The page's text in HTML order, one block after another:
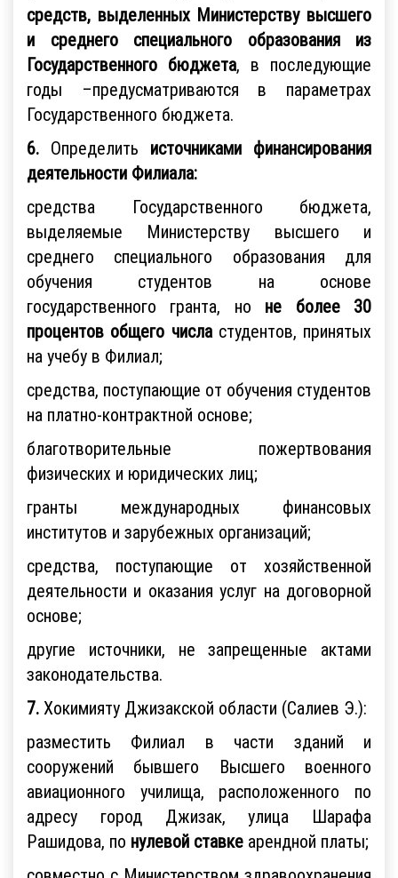
средств, выделенных Министерству высшего
и среднего специального образования
из
Государственного бюджета, в последующие
годы –предусматриваются в параметрах
Государственного бюджета.
6. Определить источниками финансирования
деятельности Филиала:
средства Государственного бюджета,
выделяемые Министерству высшего и
среднего специального образования для
обучения студентов на основе
государственного гранта, но не более 30
процентов общего числастудентов, принятых
на учебу в Филиал;
средства, поступающие от обучения студентов
на платно-контрактной основе;
благотворительные пожертвования
физических и юридических лиц;
гранты международных финансовых
институтов и зарубежных организаций;
средства, поступающие от хозяйственной
деятельности и оказания услуг на договорной
основе;
другие источники, не запрещенные актами
законодательства.
7. Хокимияту Джизакской области (Салиев Э.):
разместить Филиал в части зданий и
сооружений бывшего Высшего военного
авиационного училища, расположенного по
адресу город Джизак, улица Шарафа
Рашидова, по нулевой ставке арендной платы;